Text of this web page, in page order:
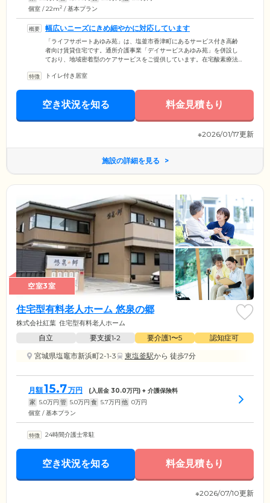
個室 / 22m2 / 基本プラン
幅広いニーズにきめ細やかに対応しています
「ライフサポートあゆみ苑」は、塩釜市香津町にあるサービス付き高齢
者向け賃貸住宅です。通所介護事業「デイサービスあゆみ苑」を併設し
ており、地域密着型のケアサービスをご提供しています。在宅酸素療法
知症の方など、医療対応が必要な方にもご対応していますので、どうぞ
るよう、幅広いニーズにきめ細やかに対応しています。
トイレ付き居室
空き状況を知る 料金見積もり
※2026/01/17更新
施設の詳細を見る
空室3室
住宅型有料老人ホーム 悠泉の郷
株式会社紅葉 住宅型有料老人ホーム
自立 要支援1•2 要介護1〜5
認知症可
宮城県塩竈市新浜町2-1-3
東塩釜駅から 徒歩7分
月額15.7万円 (入居金 30.0万円) + 介護保険料
家 5.0万円 管 5.0万円 食 5.7万円 他 0万円
個室 / 基本プラン
24時間介護士常駐
空き状況を知る 料金見積もり
※2026/07/10更新